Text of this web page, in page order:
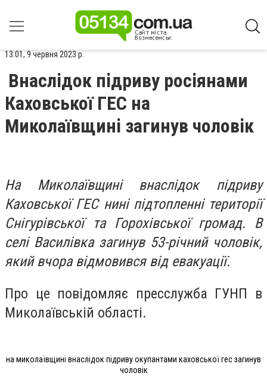
13:01, 9 червня 2023 р.
Внаслідок підриву росіянами
Каховської ГЕС на
Миколаївщині загинув чоловік
На Миколаївщині внаслідок підриву
Каховської ГЕС нині підтопленні території
Снігурівської та Горохівської громад. В
селі Василівка загинув 53-річний чоловік,
який вчора відмовився від евакуації.
Про це повідомляє пресслужба ГУНП в
Миколаївській області.
на миколаївщині внаслідок підриву окупантами каховської гес загинув
чоловік